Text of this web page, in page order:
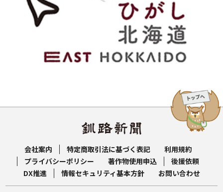
会社案内 特定商取引法に基づく表記
利用規約
プライバシーポリシー
著作物使用申込
後援依頼
DX推進
情報セキュリティ基本方針 お問い合わせ